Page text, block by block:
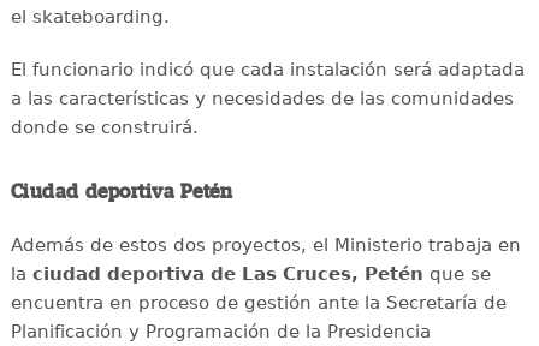
el skateboarding.
El funcionario indicó que cada instalación será adaptada
a las características y necesidades de las comunidades
donde se construirá.
Ciudad deportiva Petén
Además de estos dos proyectos, el Ministerio trabaja en
la ciudad deportiva de Las Cruces, Petén que se
encuentra en proceso de gestión ante la Secretaría de
Planificación y Programación de la Presidencia